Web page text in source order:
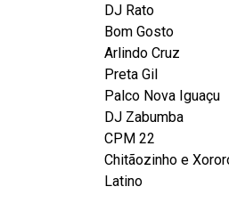
DJ Rato
Bom Gosto
Arlindo Cruz
Preta Gil
Palco Nova Iguaçu
DJ Zabumba
CPM 22
Chitãozinho e
Latino